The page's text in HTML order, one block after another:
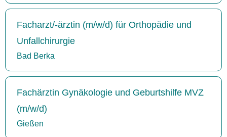
Facharzt/-ärztin (m/w/d) für Orthopädie und
Unfallchirurgie
Bad Berka
Fachärztin Gynäkologie und Geburtshilfe MVZ
(m/w/d)
Gießen